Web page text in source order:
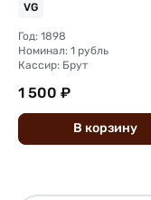
VG
Год: 1898
Номинал: 1 рубль
Кассир: Брут
1 500 ₽
В корзину